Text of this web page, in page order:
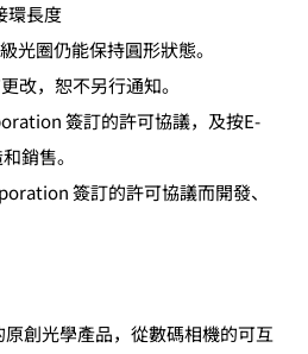
環長度
光圈仍能保持圓形狀態。
改，恕不另行通知。
簽訂的許可協議，及按E-
銷售。
簽訂的許可協議而開發、
原創光學產品，從數碼相機的可互